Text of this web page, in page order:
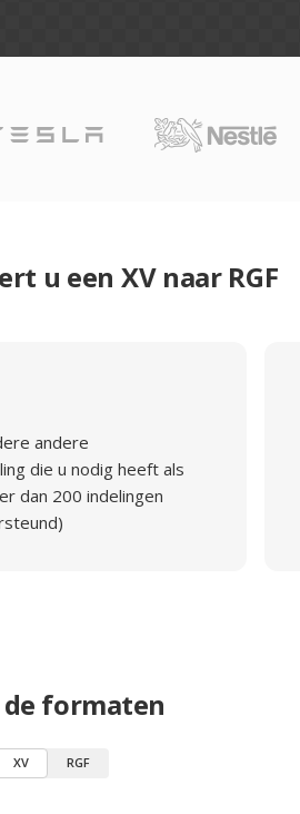
u een XV naar RGF
andere
die u nodig heeft als
dan 200 indelingen
de formaten
XV RGF